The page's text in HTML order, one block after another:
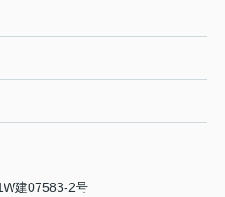
建07583-2号